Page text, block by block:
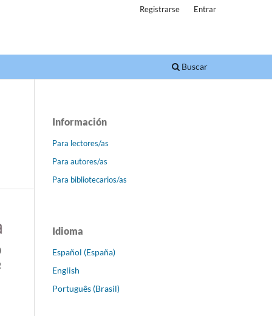
Buscar
Registrarse Entrar
Información
Para lectores/as
Para autores/as
Para bibliotecarios/as
Idioma
Español (España)
English
Português (Brasil)